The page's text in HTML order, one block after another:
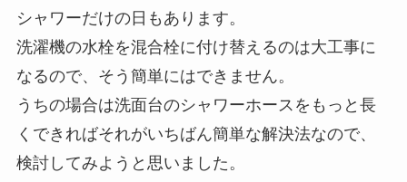
シャワーだけの日もあります。
洗濯機の水栓を混合栓に付け替えるのは大工事に
なるので、そう簡単にはできません。
うちの場合は洗面台のシャワーホースをもっと長
くできればそれがいちばん簡単な解決法なので、
検討してみようと思いました。